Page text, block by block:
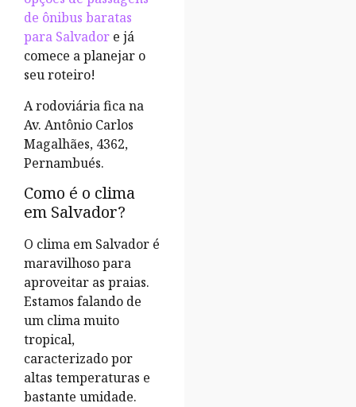
de ônibus baratas
para Salvador e já
comece a planejar o
seu roteiro!
A rodoviária fica na
Av. Antônio Carlos
Magalhães, 4362,
Pernambués.
Como é o clima
em Salvador?
O clima em Salvador é
maravilhoso para
aproveitar as praias.
Estamos falando de
um clima muito
tropical,
caracterizado por
altas temperaturas e
bastante umidade.